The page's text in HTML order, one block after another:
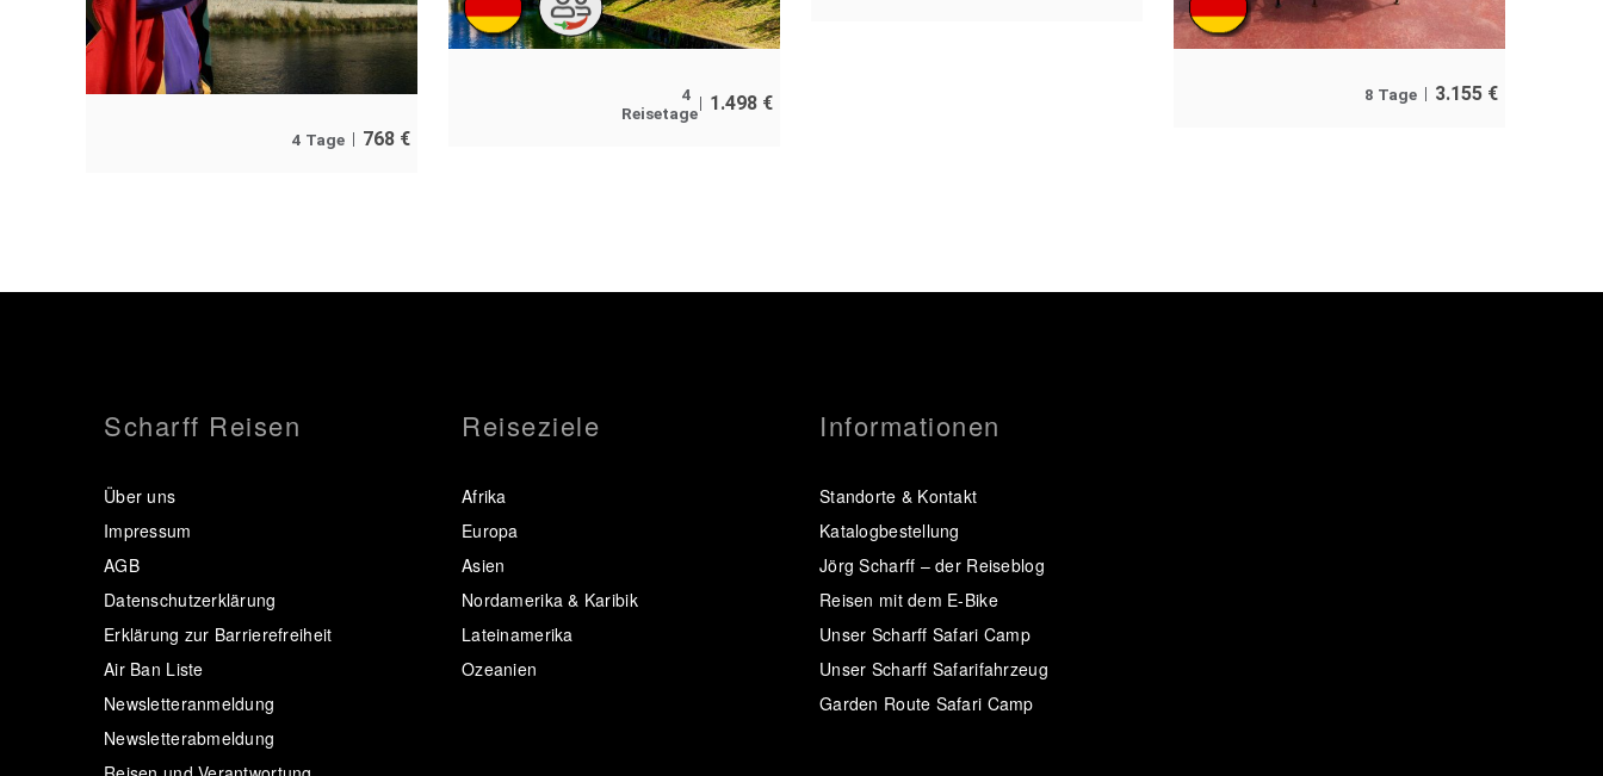
4 Tage 768 €
4
Reisetage
1.498 € 8 Tage 3.155 €
Scharff Reisen
Über uns
Impressum
AGB
Datenschutzerklärung
Erklärung zur Barrierefreiheit
Air Ban Liste
Newsletteranmeldung
Newsletterabmeldung
Reiseziele
Afrika
Europa
Asien
Nordamerika & Karibik
Lateinamerika
Ozeanien
Informationen
Standorte & Kontakt
Katalogbestellung
Jörg Scharff – der Reiseblog
Reisen mit dem E-Bike
Unser Scharff Safari Camp
Unser Scharff Safarifahrzeug
Garden Route Safari Camp